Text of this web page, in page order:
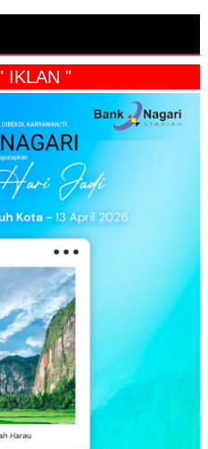
" IKLAN "